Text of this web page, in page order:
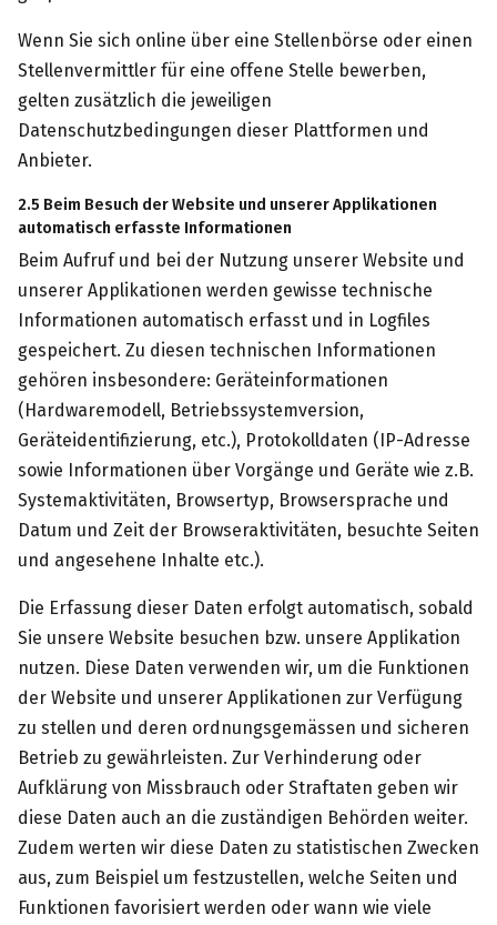
Wenn Sie sich online über eine Stellenbörse oder einen
Stellenvermittler für eine offene Stelle bewerben,
gelten zusätzlich die jeweiligen
Datenschutzbedingungen dieser Plattformen und
Anbieter.
2.5 Beim Besuch der Website und unserer Applikationen
automatisch erfasste Informationen
Beim Aufruf und bei der Nutzung unserer Website und
unserer Applikationen werden gewisse technische
Informationen automatisch erfasst und in Logfiles
gespeichert. Zu diesen technischen Informationen
gehören insbesondere: Geräteinformationen
(Hardwaremodell, Betriebssystemversion,
Geräteidentifizierung, etc.), Protokolldaten (IP-Adresse
sowie Informationen über Vorgänge und Geräte wie z.B.
Systemaktivitäten, Browsertyp, Browsersprache und
Datum und Zeit der Browseraktivitäten, besuchte Seiten
und angesehene Inhalte etc.).
Die Erfassung dieser Daten erfolgt automatisch, sobald
Sie unsere Website besuchen bzw. unsere Applikation
nutzen. Diese Daten verwenden wir, um die Funktionen
der Website und unserer Applikationen zur Verfügung
zu stellen und deren ordnungsgemässen und sicheren
Betrieb zu gewährleisten. Zur Verhinderung oder
Aufklärung von Missbrauch oder Straftaten geben wir
diese Daten auch an die zuständigen Behörden weiter.
Zudem werten wir diese Daten zu statistischen Zwecken
aus, zum Beispiel um festzustellen, welche Seiten und
Funktionen favorisiert werden oder wann wie viele